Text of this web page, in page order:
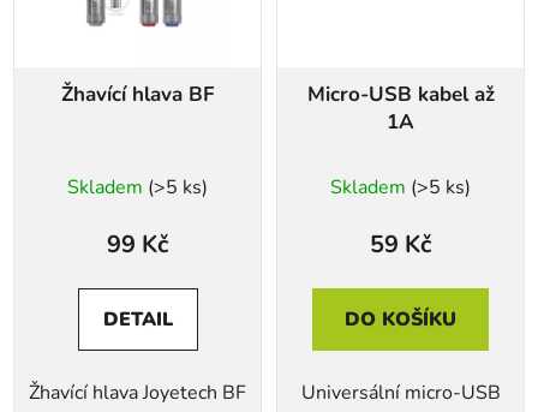
Žhavící hlava BF
Skladem (>5 ks)
99 Kč
DETAIL
Žhavící hlava Joyetech BF
Micro-USB kabel až
1A
Skladem (>5 ks)
59 Kč
DO KOŠÍKU
Universální micro-USB